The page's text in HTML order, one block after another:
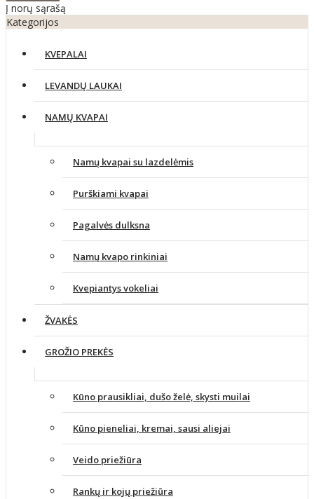
Į norų sąrašą
Kategorijos
KVEPALAI
LEVANDŲ LAUKAI
NAMŲ KVAPAI
Namų kvapai su lazdelėmis
Purškiami kvapai
Pagalvės dulksna
Namų kvapo rinkiniai
Kvepiantys vokeliai
ŽVAKĖS
GROŽIO PREKĖS
Kūno prausikliai, dušo želė, skysti muilai
Kūno pieneliai, kremai, sausi aliejai
Veido priežiūra
Rankų ir kojų priežiūra